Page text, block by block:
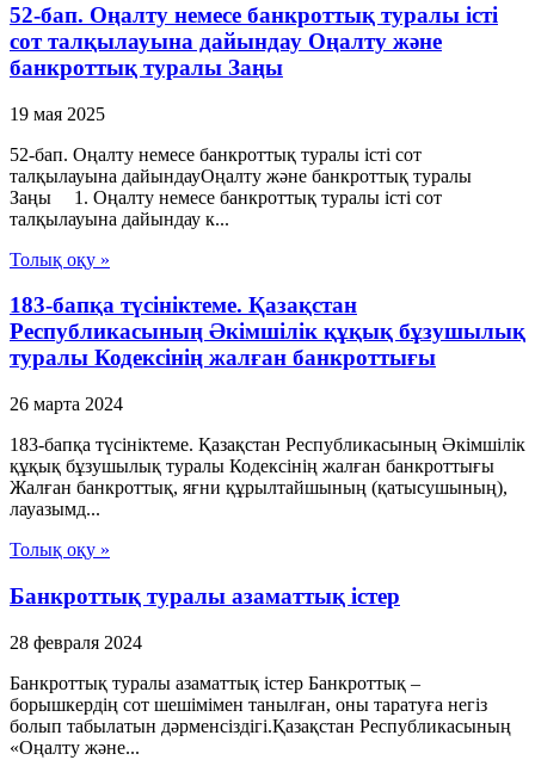
52-бап. Оңалту немесе банкроттық туралы істi
сот талқылауына дайындау Оңалту және
банкроттық туралы Заңы
19 мая 2025
52-бап. Оңалту немесе банкроттық туралы істi сот
талқылауына дайындауОңалту және банкроттық туралы
Заңы 1. Оңалту немесе банкроттық туралы iсті сот
талқылауына дайындау к...
Толық оқу »
183-бапқа түсініктеме. Қазақстан
Республикасының Әкімшілік құқық бұзушылық
туралы Кодексінің жалған банкроттығы
26 марта 2024
183-бапқа түсініктеме. Қазақстан Республикасының Әкімшілік
құқық бұзушылық туралы Кодексінің жалған банкроттығы
Жалған банкроттық, яғни құрылтайшының (қатысушының),
лауазымд...
Толық оқу »
Банкроттық туралы азаматтық істер
28 февраля 2024
Банкроттық туралы азаматтық істер Банкроттық –
борышкердiң сот шешiмiмен танылған, оны таратуға негiз
болып табылатын дәрменсiздiгi.Қазақстан Республикасының
«Оңалту және...